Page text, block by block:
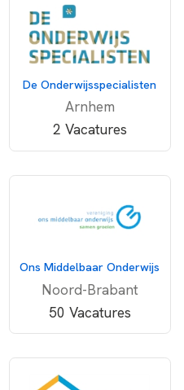
De Onderwijsspecialisten
Arnhem
2 Vacatures
Ons Middelbaar Onderwijs
Noord-Brabant
50 Vacatures